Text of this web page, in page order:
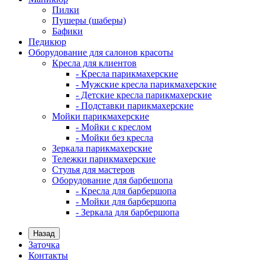
Пилки
Пушеры (шаберы)
Бафики
Педикюр
Оборудование для салонов красоты
Кресла для клиентов
- Кресла парикмахерские
- Мужские кресла парикмахерские
- Детские кресла парикмахерские
- Подставки парикмахерские
Мойки парикмахерские
- Мойки с креслом
- Мойки без кресла
Зеркала парикмахерские
Тележки парикмахерские
Стулья для мастеров
Оборудование для барбешопа
- Кресла для барбершопа
- Мойки для барбершопа
- Зеркала для барбершопа
Назад
Заточка
Контакты